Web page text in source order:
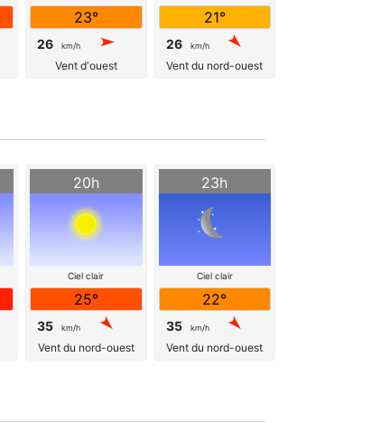
23°
26 km/h
Vent d'ouest
21°
26 km/h
Vent du nord-ouest
20h
Ciel clair
25°
35 km/h
Vent du nord-ouest
23h
Ciel clair
22°
35 km/h
Vent du nord-ouest